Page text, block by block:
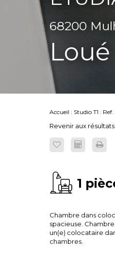
68200
Loué
Accueil Studio T1 Ref.
Revenir aux résultats
1
Chambre dans
spacieuse.
un(e) colocataire
chambres.